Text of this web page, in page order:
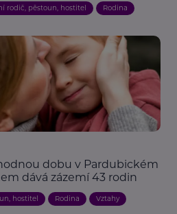
rodič, pěstoun, hostitel Rodina
dobu v Pardubickém
dává zázemí 43 rodin
hostitel Rodina Vztahy